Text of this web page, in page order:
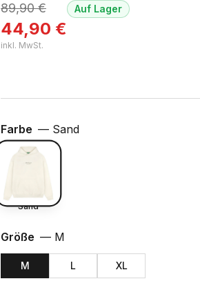
89,90€
44,90 €
inkl. MwSt.
Auf Lager
Farbe — Sand
Sand
Größe — M
M L XL